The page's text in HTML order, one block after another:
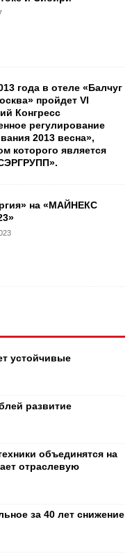
года в отеле «Балчуг
пройдет VI
Конгресс
регулирование
2013 весна»,
которого является
на «МАЙНЕКС
устойчивые
развитие
объединятся на
отраслевую
за 40 лет снижение